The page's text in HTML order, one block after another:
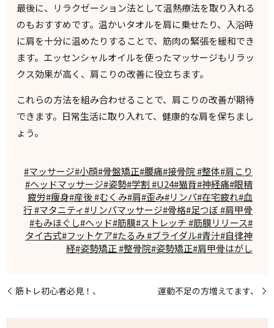
最後に、リラクゼーション法として温熱療法を取り入れる
のもおすすめです。温かいタオルを肩に乗せたり、入浴時
に肩を十分に温めたりすることで、筋肉の緊張を緩和でき
ます。エッセンシャルオイルを使ったマッサージもリラッ
クス効果が高く、肩こりの改善に役立ちます。
これらの方法を組み合わせることで、肩こりの改善が期待
できます。日常生活に取り入れて、健康的な肩を保ちまし
ょう。
#マッサージ#小顔#骨盤矯正#腰痛#接骨院 #整体#肩こり
#ヘッドマッサージ#姿勢#学割 #U24#猫背#神経痛#眼精
疲労#痩身#産後 #むくみ#肩#歪み#リンパ#在宅疲れ#血
行 #マタニティ#リンパマッサージ#骨格#足つぼ #肩甲骨
#もみほぐし#ヘッド#筋膜#ストレッチ #筋膜リリース#
タイ古式#フットケア#たるみ #ブライダル#青汁#自律神
経#姿勢矯正 #整骨院#姿勢矯正#肩甲骨はがし
筋トレ初心者必見！、 運動不足の方増えてます、